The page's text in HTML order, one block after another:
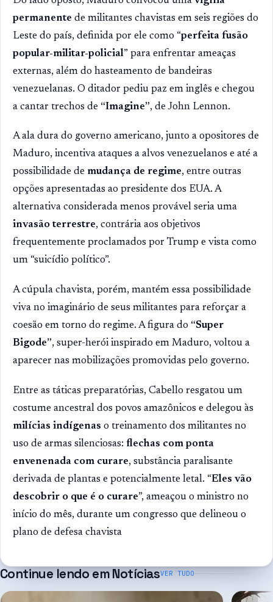
permanente de militantes chavistas em seis regiões do
Leste do país, definida por ele como “perfeita fusão
popular-militar-policial” para enfrentar ameaças
externas, além do hasteamento de bandeiras
venezuelanas. O ditador pediu paz em inglês e chegou
a cantar trechos de “Imagine”, de John Lennon.
A ala dura do governo americano, junto a opositores de
Maduro, incentiva ataques a alvos venezuelanos e até a
possibilidade de mudança de regime, entre outras
opções apresentadas ao presidente dos EUA. A
alternativa considerada menos provável seria uma
invasão terrestre, contrária aos objetivos
frequentemente proclamados por Trump e vista como
um “suicídio político”.
A cúpula chavista, porém, mantém essa possibilidade
viva no imaginário de seus militantes para reforçar a
coesão em torno do regime. A figura do “Super
Bigode”, super-herói inspirado em Maduro, voltou a
aparecer nas mobilizações promovidas pelo governo.
Entre as táticas preparatórias, Cabello resgatou um
costume ancestral dos povos amazônicos e delegou às
milícias indígenas o treinamento dos militantes no
uso de armas silenciosas: flechas com ponta
envenenada com curare, substância paralisante
derivada de plantas e potencialmente letal. “Eles vão
descobrir o que é o curare”, ameaçou o ministro no
início do mês, durante um congresso que delineou o
plano de defesa chavista
Continue lendo emNotíciasVER TUDO